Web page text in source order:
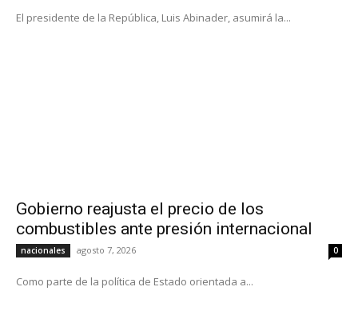
El presidente de la República, Luis Abinader, asumirá la...
Gobierno reajusta el precio de los
combustibles ante presión internacional
nacionales agosto 7, 2026 0
Como parte de la política de Estado orientada a...